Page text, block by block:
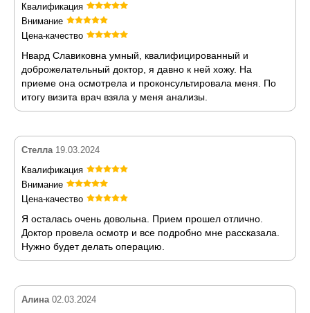
Квалификация
Внимание
Цена-качество
Нвард Славиковна умный, квалифицированный и
доброжелательный доктор, я давно к ней хожу. На
приеме она осмотрела и проконсультировала меня. По
итогу визита врач взяла у меня анализы.
Стелла 19.03.2024
Квалификация
Внимание
Цена-качество
Я осталась очень довольна. Прием прошел отлично.
Доктор провела осмотр и все подробно мне рассказала.
Нужно будет делать операцию.
Алина 02.03.2024